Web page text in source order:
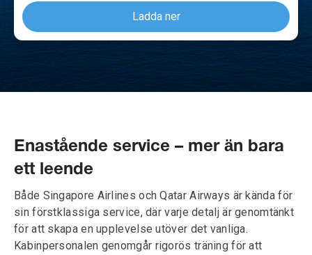
Ladda ner
Enastående service – mer än bara
ett leende
Både Singapore Airlines och Qatar Airways är kända för
sin förstklassiga service, där varje detalj är genomtänkt
för att skapa en upplevelse utöver det vanliga.
Kabinpersonalen genomgår rigorös träning för att